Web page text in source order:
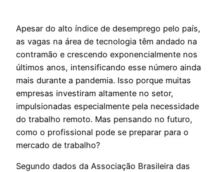
Apesar do alto índice de desemprego pelo país,
as vagas na área de tecnologia têm andado na
contramão e crescendo exponencialmente nos
últimos anos, intensificando esse número ainda
mais durante a pandemia. Isso porque muitas
empresas investiram altamente no setor,
impulsionadas especialmente pela necessidade
do trabalho remoto. Mas pensando no futuro,
como o profissional pode se preparar para o
mercado de trabalho?
Segundo dados da Associação Brasileira das